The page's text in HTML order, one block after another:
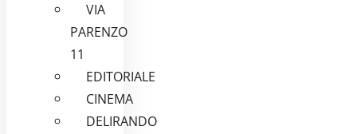
VIA
PARENZO
11
EDITORIALE
CINEMA
DELIRANDO